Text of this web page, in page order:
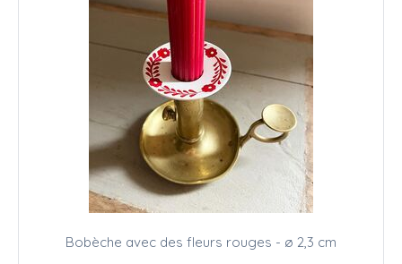
Bobèche avec des fleurs rouges - ø 2,3 cm